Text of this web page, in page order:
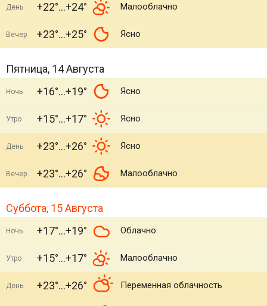
День +22° +24° Малооблачно
Вечер +23° +25° Ясно
Пятница, 14 Августа
Ночь +16° +19° Ясно
Утро +15° +17° Ясно
День +23° +26° Ясно
Вечер +23° +26° Малооблачно
Суббота, 15 Августа
Ночь +17° +19° Облачно
Утро +15° +17° Малооблачно
День +23° +26° Переменная облачность